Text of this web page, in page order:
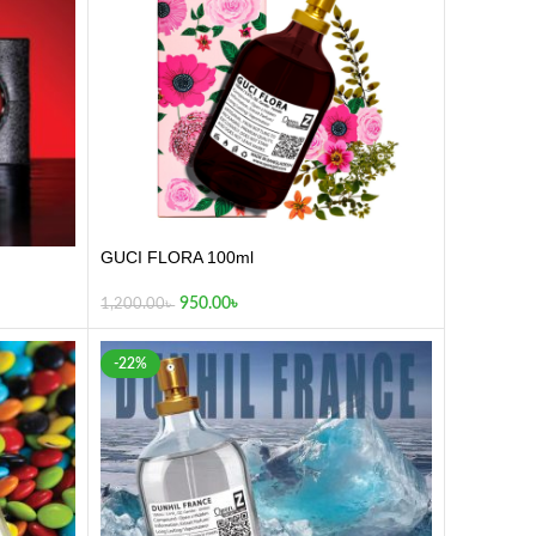
GUCI FLORA 100ml
1,200.00৳ 950.00৳
-22%